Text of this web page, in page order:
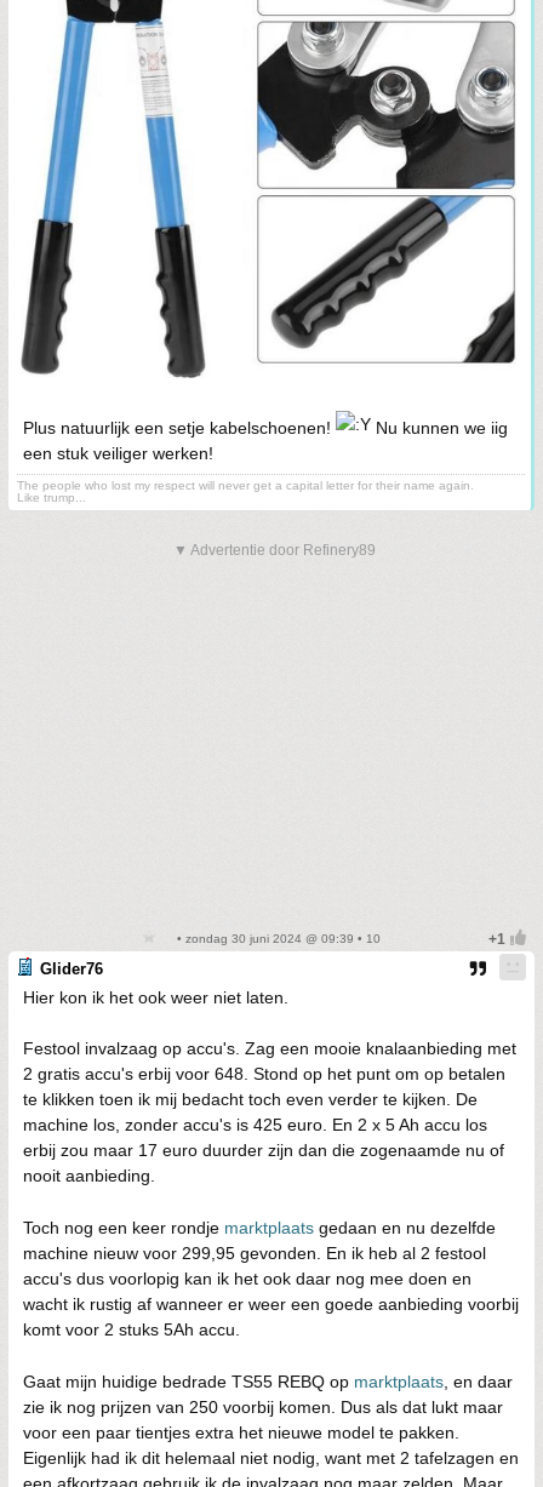
Plus natuurlijk een setje kabelschoenen!
Nu kunnen we iig
een stuk veiliger werken!
The people who lost my respect will never get a capital letter for their name again.
Like trump...
▼ Advertentie door Refinery89
• zondag 30 juni 2024 @ 09:39 • 10
Glider76
Hier kon ik het ook weer niet laten.
Festool invalzaag op accu's. Zag een mooie knalaanbieding met
2 gratis accu's erbij voor 648. Stond op het punt om op betalen
te klikken toen ik mij bedacht toch even verder te kijken. De
machine los, zonder accu's is 425 euro. En 2 x 5 Ah accu los
erbij zou maar 17 euro duurder zijn dan die zogenaamde nu of
nooit aanbieding.
Toch nog een keer rondje marktplaats gedaan en nu dezelfde
machine nieuw voor 299,95 gevonden. En ik heb al 2 festool
accu's dus voorlopig kan ik het ook daar nog mee doen en
wacht ik rustig af wanneer er weer een goede aanbieding voorbij
komt voor 2 stuks 5Ah accu.
Gaat mijn huidige bedrade TS55 REBQ op marktplaats , en daar
zie ik nog prijzen van 250 voorbij komen. Dus als dat lukt maar
voor een paar tientjes extra het nieuwe model te pakken.
Eigenlijk had ik dit helemaal niet nodig, want met 2 tafelzagen en